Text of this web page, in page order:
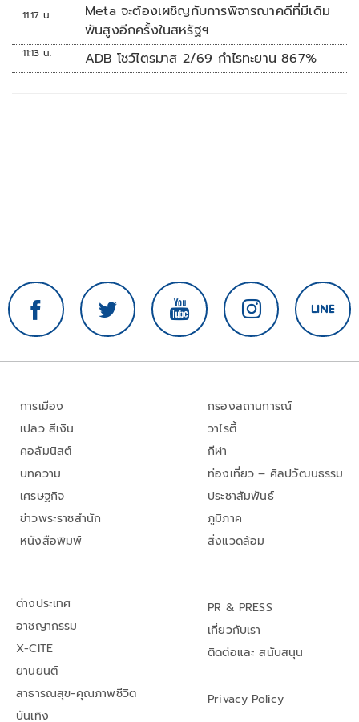
11:17 น.
Meta จะต้องเผชิญกับการพิจารณาคดีที่มีเดิม
พันสูงอีกครั้งในสหรัฐฯ
11:13 น. ADB โชว์ไตรมาส 2/69 กำไรทะยาน 867%
การเมือง
เปลว สีเงิน
คอลัมนิสต์
บทความ
เศรษฐกิจ
ข่าวพระราชสำนัก
หนังสือพิมพ์
กรองสถานการณ์
วาไรตี้
กีฬา
ท่องเที่ยว – ศิลปวัฒนธรรม
ประชาสัมพันธ์
ภูมิภาค
สิ่งแวดล้อม
ต่างประเทศ
อาชญากรรม
X-CITE
ยานยนต์
สาธารณสุข-คุณภาพชีวิต
บันเทิง
PR & PRESS
เกี่ยวกับเรา
ติดต่อและ สนับสนุน
Privacy Policy